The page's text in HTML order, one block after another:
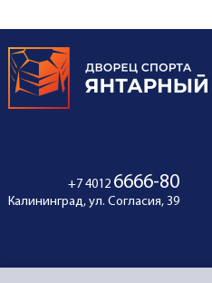
+7 4012 6666-80
Калининград, ул. Согласия, 39